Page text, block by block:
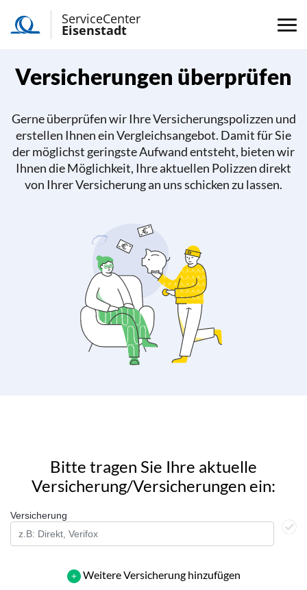
ServiceCenter
Eisenstadt
Versicherungen überprüfen
Gerne überprüfen wir Ihre Versicherungspolizzen und
erstellen Ihnen ein Vergleichsangebot. Damit für Sie
der möglichst geringste Aufwand entsteht, bieten wir
Ihnen die Möglichkeit, Ihre aktuellen Polizzen direkt
von Ihrer Versicherung an uns schicken zu lassen.
Bitte tragen Sie Ihre aktuelle
Versicherung/Versicherungen ein:
Versicherung
Weitere Versicherung hinzufügen